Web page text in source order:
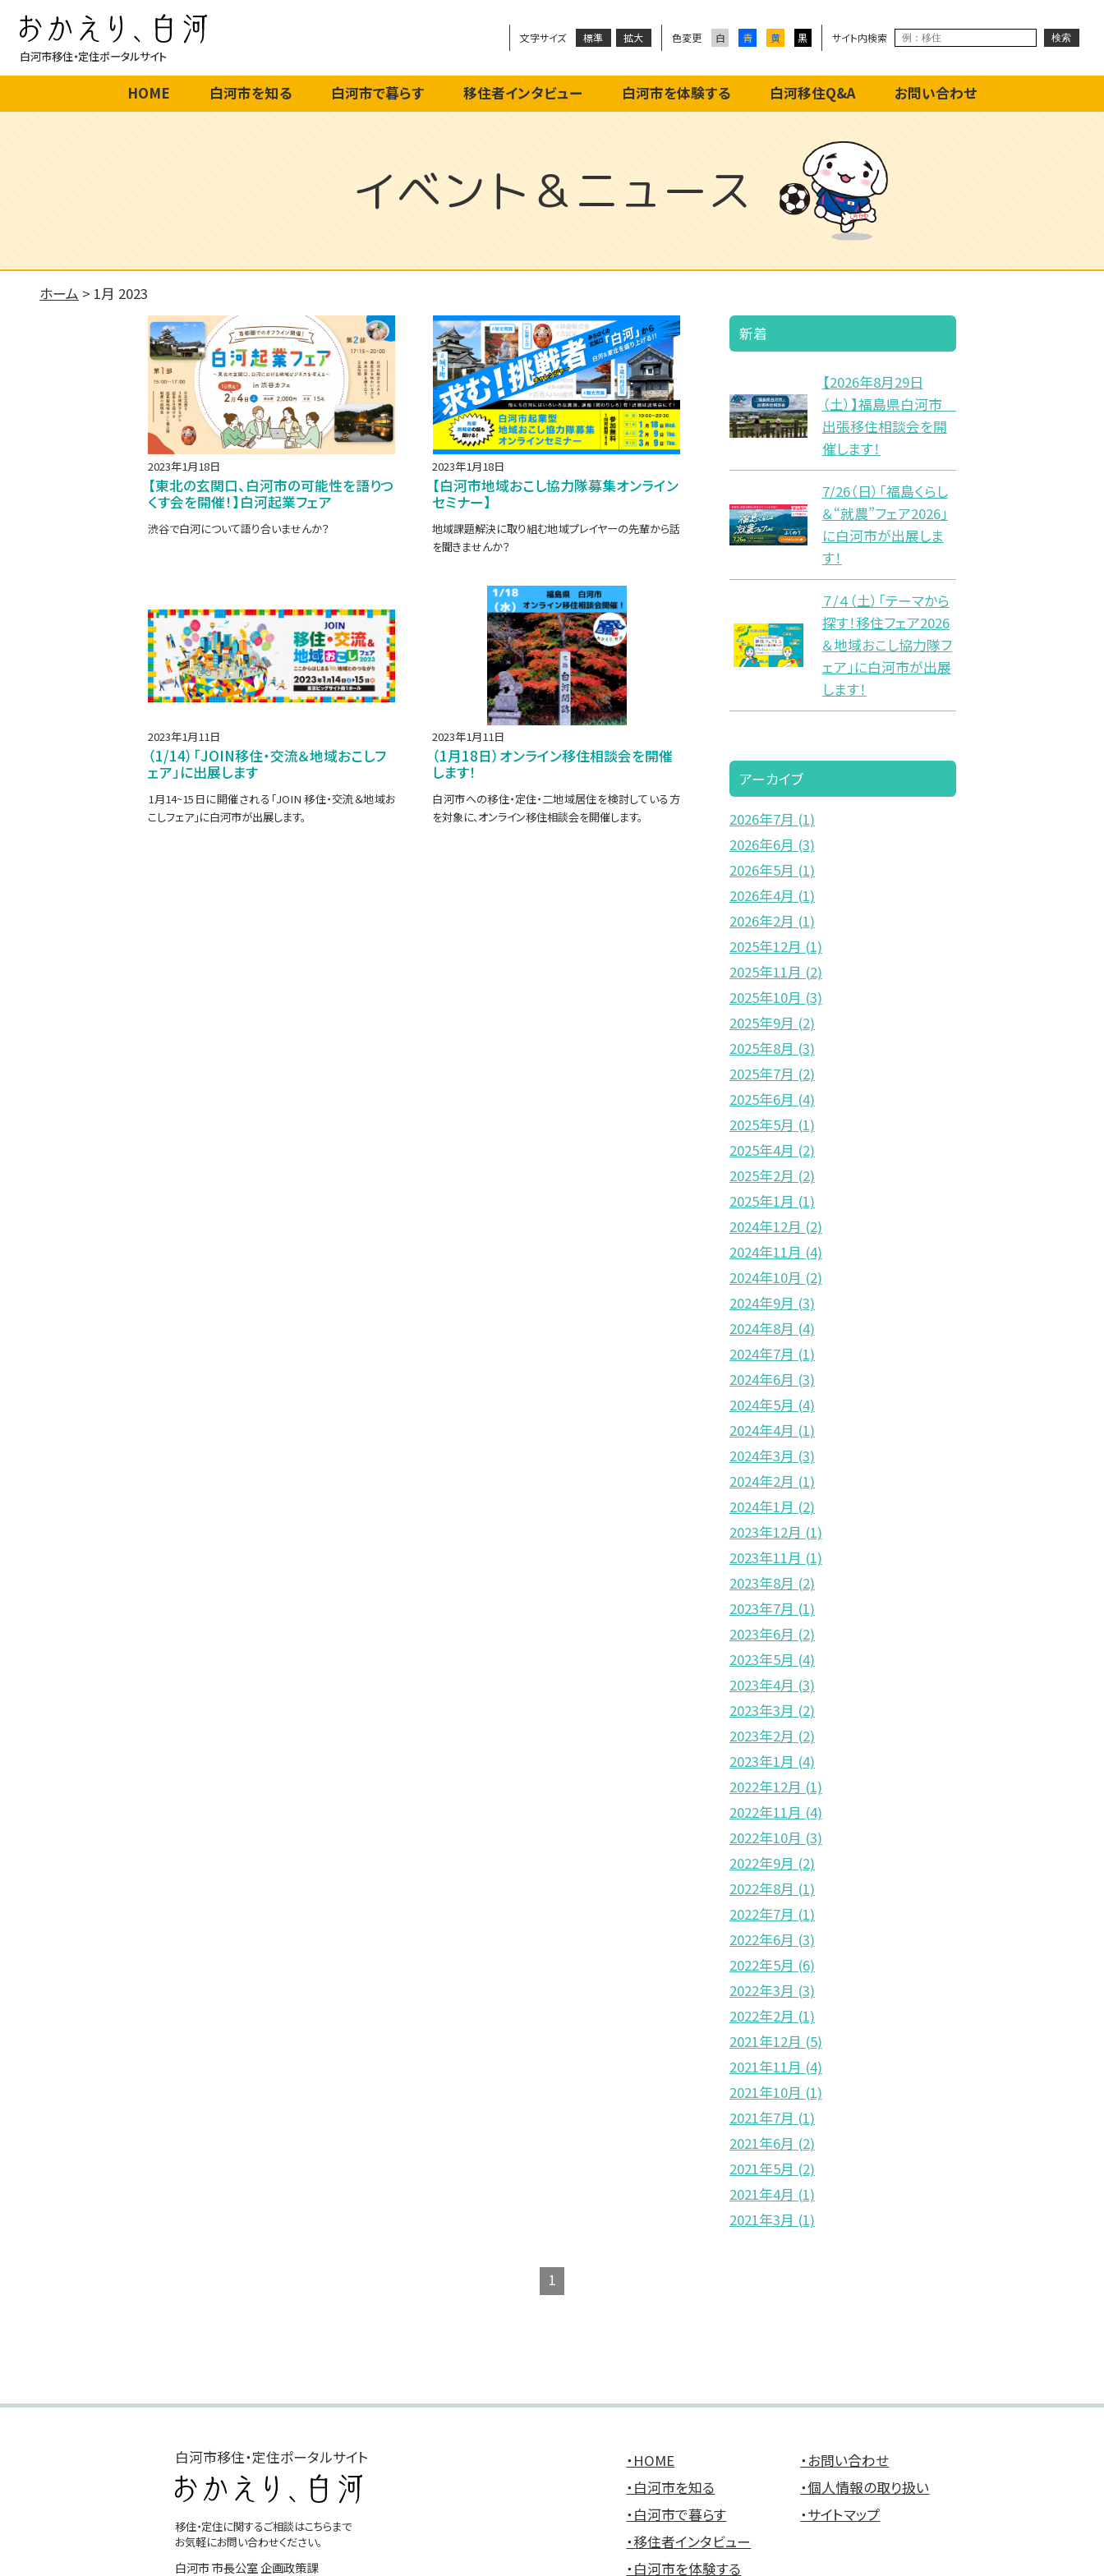
白河市移住・定住ポータルサイト
文字サイズ 標準 拡大 色変更 白 青 黄 黒 サイト内検索
HOME 白河市を知る 白河市で暮らす 移住者インタビュー 白河市を体験する 白河移住Q&A お問い合わせ
イベント＆ニュース
ホーム > 1月 2023
2023年1月18日
【東北の玄関口、白河市の可能性を語りつ
くす会を開催！】白河起業フェア
渋谷で白河について語り合いませんか？
2023年1月18日
【白河市地域おこし協力隊募集オンライン
セミナー】
地域課題解決に取り組む地域プレイヤーの先輩から話
を聞きませんか？
2023年1月11日
（1/14）「JOIN移住・交流＆地域おこしフ
ェア」に出展します
1月14~15日に開催される「JOIN 移住・交流＆地域お
こしフェア」に白河市が出展します。
2023年1月11日
（1月18日）オンライン移住相談会を開催
します！
白河市への移住・定住・二地域居住を検討している方
を対象に、オンライン移住相談会を開催します。
新着
【2026年8月29日
（土）】福島県白河市
出張移住相談会を開
催します！
7/26（日）「福島くらし
＆“就農”フェア2026」
に白河市が出展しま
す！
７/４（土）「テーマから
探す！移住フェア2026
＆地域おこし協力隊フ
ェア」に白河市が出展
します！
アーカイブ
2026年7月 (1)
2026年6月 (3)
2026年5月 (1)
2026年4月 (1)
2026年2月 (1)
2025年12月 (1)
2025年11月 (2)
2025年10月 (3)
2025年9月 (2)
2025年8月 (3)
2025年7月 (2)
2025年6月 (4)
2025年5月 (1)
2025年4月 (2)
2025年2月 (2)
2025年1月 (1)
2024年12月 (2)
2024年11月 (4)
2024年10月 (2)
2024年9月 (3)
2024年8月 (4)
2024年7月 (1)
2024年6月 (3)
2024年5月 (4)
2024年4月 (1)
2024年3月 (3)
2024年2月 (1)
2024年1月 (2)
2023年12月 (1)
2023年11月 (1)
2023年8月 (2)
2023年7月 (1)
2023年6月 (2)
2023年5月 (4)
2023年4月 (3)
2023年3月 (2)
2023年2月 (2)
2023年1月 (4)
2022年12月 (1)
2022年11月 (4)
2022年10月 (3)
2022年9月 (2)
2022年8月 (1)
2022年7月 (1)
2022年6月 (3)
2022年5月 (6)
2022年3月 (3)
2022年2月 (1)
2021年12月 (5)
2021年11月 (4)
2021年10月 (1)
2021年7月 (1)
2021年6月 (2)
2021年5月 (2)
2021年4月 (1)
2021年3月 (1)
1
白河市移住・定住ポータルサイト
移住・定住に関するご相談はこちらまで
お気軽にお問い合わせください。
白河市 市長公室 企画政策課
・HOME
・白河市を知る
・白河市で暮らす
・移住者インタビュー
・白河市を体験する
・お問い合わせ
・個人情報の取り扱い
・サイトマップ